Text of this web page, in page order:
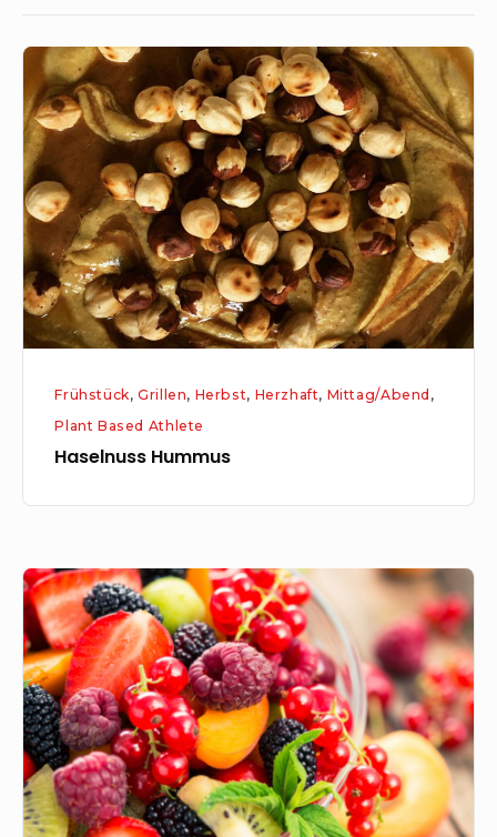
Haselnuss
Hummus
Frühstück,Grillen, Herbst, Herzhaft, Mittag/Abend ,
Plant Based Athlete
Haselnuss Hummus
MenoPower-
Shake